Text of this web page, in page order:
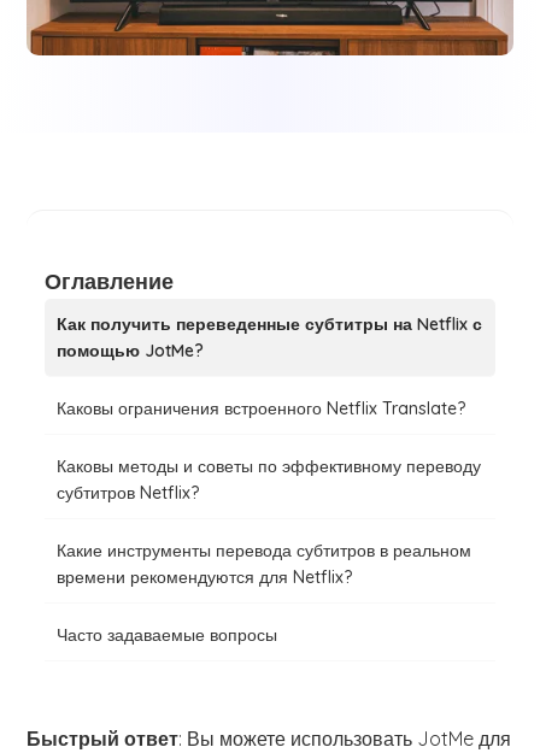
Оглавление
Как получить переведенные субтитры на Netflix с
помощью JotMe?
‍Каковы ограничения встроенного Netflix Translate?
Каковы методы и советы по эффективному переводу
субтитров Netflix?
Какие инструменты перевода субтитров в реальном
времени рекомендуются для Netflix?
Часто задаваемые вопросы
Быстрый ответ: Вы можете использовать JotMe для